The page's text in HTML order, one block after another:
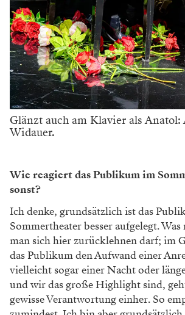
Glänzt auch am Klavier als
Widauer.
Wie reagiert das Publikum im
sonst?
Ich denke, grundsätzlich ist das
Sommertheater besser aufgelegt.
man sich hier zurücklehnen darf; im
das Publikum den Aufwand einer
vielleicht sogar einer Nacht oder
und wir das große Highlight sind,
gewisse Verantwortung einher. So